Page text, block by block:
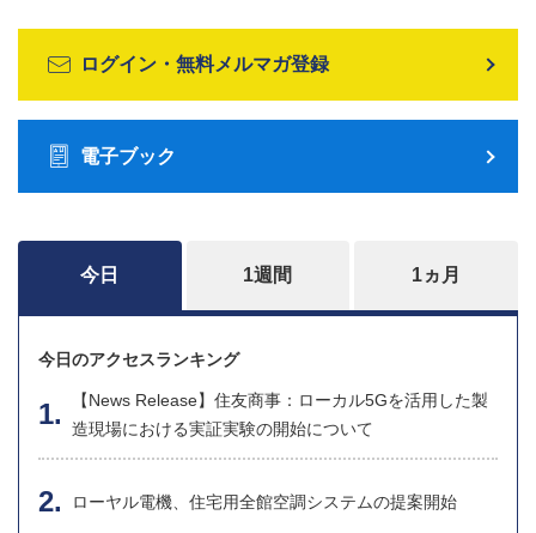
ログイン・無料メルマガ登録
電子ブック
今日 1週間 1ヵ月
今日のアクセスランキング
【News Release】住友商事：ローカル5Gを活用した製
造現場における実証実験の開始について
ローヤル電機、住宅用全館空調システムの提案開始